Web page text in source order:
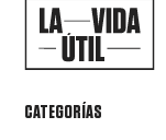
CATEGORÍAS